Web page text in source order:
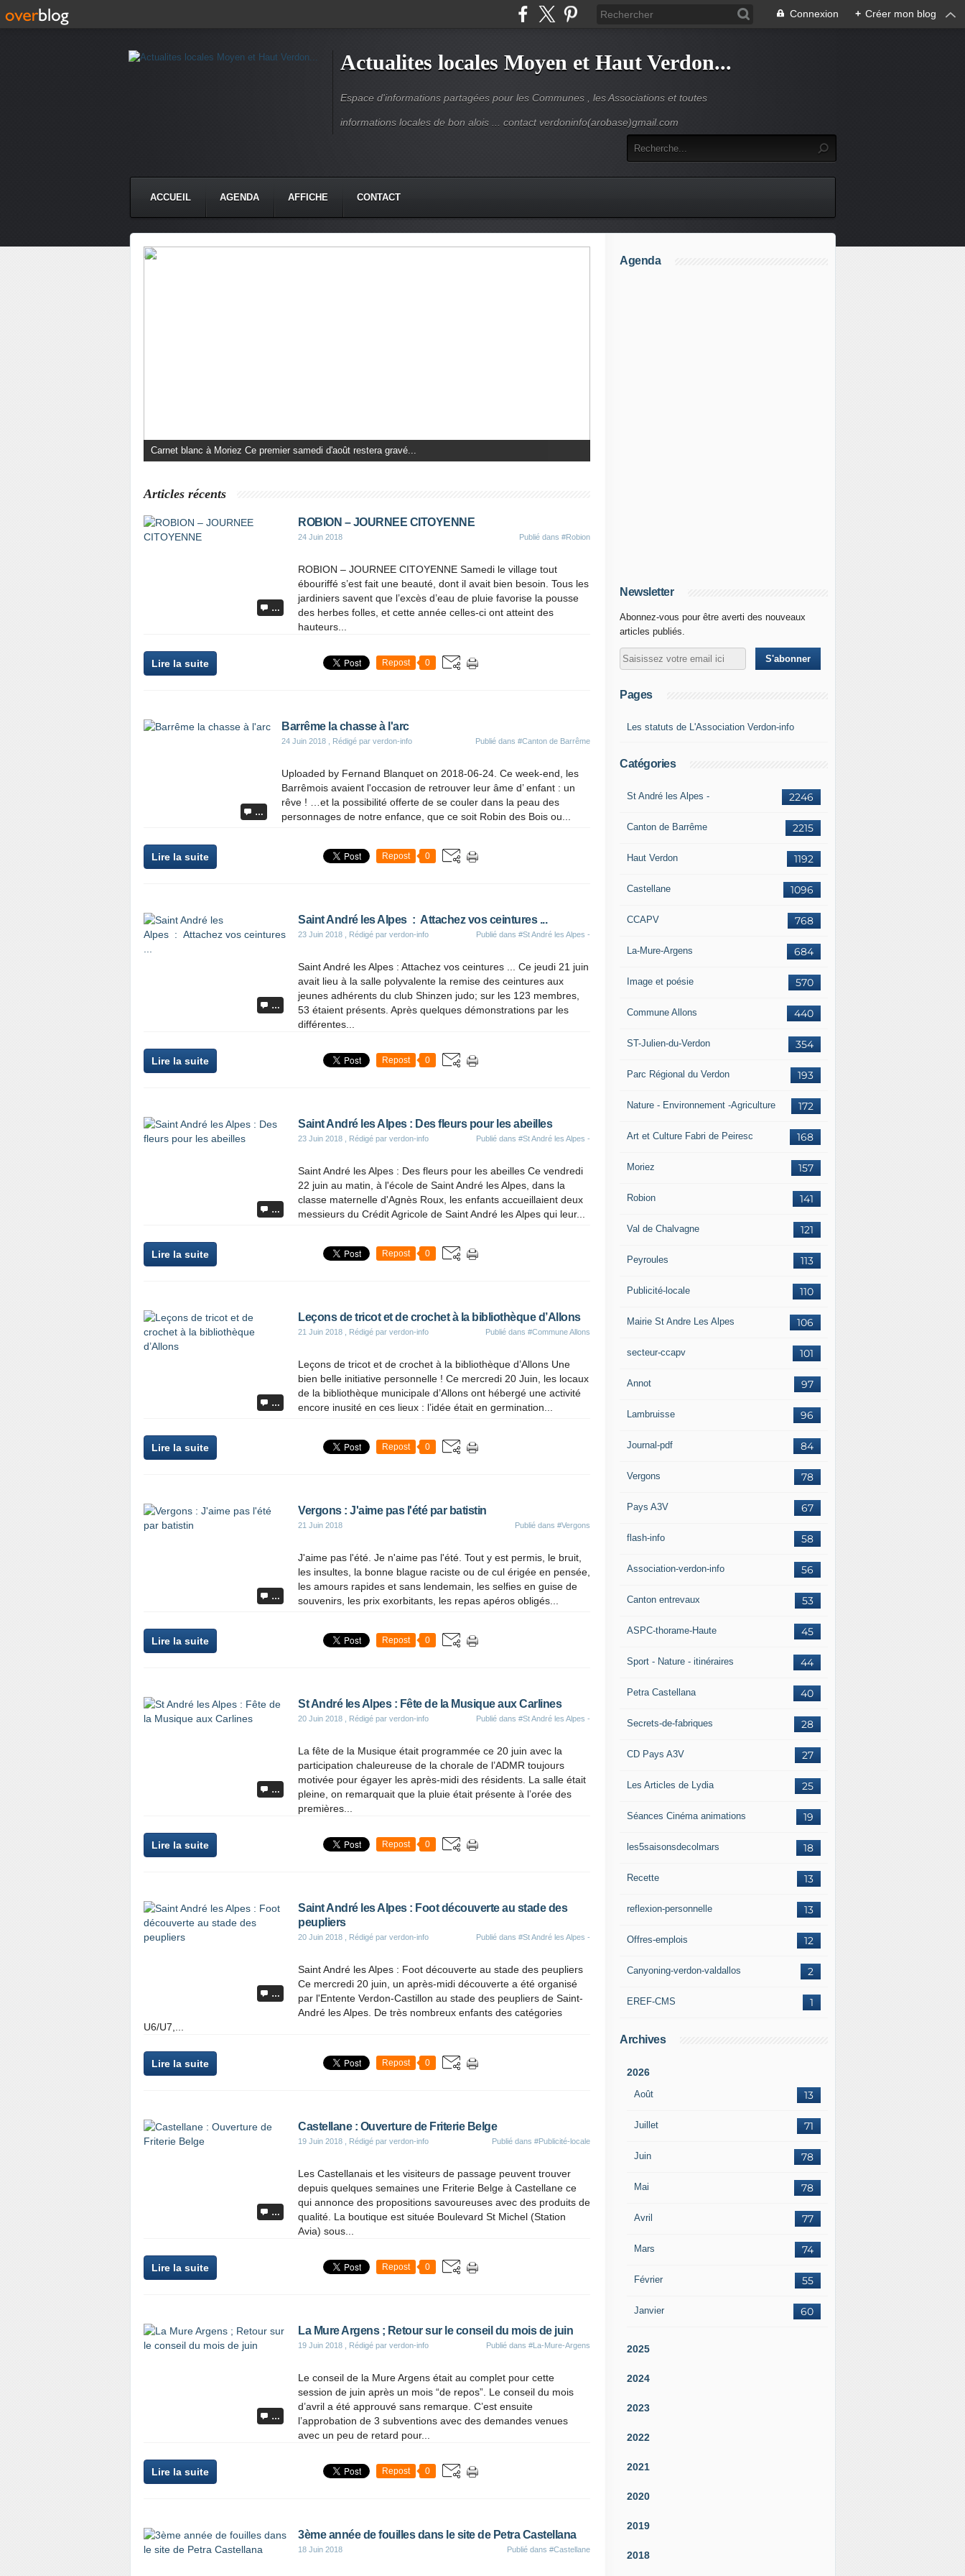
Connexion + Créer mon blog
Actualites locales Moyen et Haut Verdon...
Espace d'informations partagées pour les Communes , les Associations et toutes
informations locales de bon alois ... contact verdoninfo(arobase)gmail.com
ACCUEIL AGENDA AFFICHE CONTACT
illustration Argens : Lingettes féminines : un fléau pour nos...
Articles récents
…
ROBION – JOURNEE CITOYENNE
24 Juin 2018 Publié dans #Robion
ROBION – JOURNEE CITOYENNE Samedi le village tout
ébouriffé s’est fait une beauté, dont il avait bien besoin. Tous les
jardiniers savent que l’excès d’eau de pluie favorise la pousse
des herbes folles, et cette année celles-ci ont atteint des
hauteurs...
Lire la suite Repost 0
…
Barrême la chasse à l'arc
24 Juin 2018 , Rédigé par verdon-info Publié dans #Canton de Barrême
Uploaded by Fernand Blanquet on 2018-06-24. Ce week-end, les
Barrêmois avaient l'occasion de retrouver leur âme d’ enfant : un
rêve ! …et la possibilité offerte de se couler dans la peau des
personnages de notre enfance, que ce soit Robin des Bois ou...
Lire la suite Repost 0
…
Saint André les Alpes : Attachez vos ceintures ...
23 Juin 2018 , Rédigé par verdon-info Publié dans #St André les Alpes -
Saint André les Alpes : Attachez vos ceintures ... Ce jeudi 21 juin
avait lieu à la salle polyvalente la remise des ceintures aux
jeunes adhérents du club Shinzen judo; sur les 123 membres,
53 étaient présents. Après quelques démonstrations par les
différentes...
Lire la suite Repost 0
…
Saint André les Alpes : Des fleurs pour les abeilles
23 Juin 2018 , Rédigé par verdon-info Publié dans #St André les Alpes -
Saint André les Alpes : Des fleurs pour les abeilles Ce vendredi
22 juin au matin, à l'école de Saint André les Alpes, dans la
classe maternelle d'Agnès Roux, les enfants accueillaient deux
messieurs du Crédit Agricole de Saint André les Alpes qui leur...
Lire la suite Repost 0
…
Leçons de tricot et de crochet à la bibliothèque d’Allons
21 Juin 2018 , Rédigé par verdon-info Publié dans #Commune Allons
Leçons de tricot et de crochet à la bibliothèque d’Allons Une
bien belle initiative personnelle ! Ce mercredi 20 Juin, les locaux
de la bibliothèque municipale d’Allons ont hébergé une activité
encore inusité en ces lieux : l’idée était en germination...
Lire la suite Repost 0
…
Vergons : J'aime pas l'été par batistin
21 Juin 2018 Publié dans #Vergons
J'aime pas l'été. Je n'aime pas l'été. Tout y est permis, le bruit,
les insultes, la bonne blague raciste ou de cul érigée en pensée,
les amours rapides et sans lendemain, les selfies en guise de
souvenirs, les prix exorbitants, les repas apéros obligés...
Lire la suite Repost 0
…
St André les Alpes : Fête de la Musique aux Carlines
20 Juin 2018 , Rédigé par verdon-info Publié dans #St André les Alpes -
La fête de la Musique était programmée ce 20 juin avec la
participation chaleureuse de la chorale de l’ADMR toujours
motivée pour égayer les après-midi des résidents. La salle était
pleine, on remarquait que la pluie était présente à l’orée des
premières...
Lire la suite Repost 0
…
Saint André les Alpes : Foot découverte au stade des
peupliers
20 Juin 2018 , Rédigé par verdon-info Publié dans #St André les Alpes -
Saint André les Alpes : Foot découverte au stade des peupliers
Ce mercredi 20 juin, un après-midi découverte a été organisé
par l'Entente Verdon-Castillon au stade des peupliers de Saint-
André les Alpes. De très nombreux enfants des catégories
U6/U7,...
Lire la suite Repost 0
…
Castellane : Ouverture de Friterie Belge
19 Juin 2018 , Rédigé par verdon-info Publié dans #Publicité-locale
Les Castellanais et les visiteurs de passage peuvent trouver
depuis quelques semaines une Friterie Belge à Castellane ce
qui annonce des propositions savoureuses avec des produits de
qualité. La boutique est située Boulevard St Michel (Station
Avia) sous...
Lire la suite Repost 0
…
La Mure Argens ; Retour sur le conseil du mois de juin
19 Juin 2018 , Rédigé par verdon-info Publié dans #La-Mure-Argens
Le conseil de la Mure Argens était au complet pour cette
session de juin après un mois “de repos”. Le conseil du mois
d’avril a été approuvé sans remarque. C’est ensuite
l’approbation de 3 subventions avec des demandes venues
avec un peu de retard pour...
Lire la suite Repost 0
3ème année de fouilles dans le site de Petra Castellana
18 Juin 2018 Publié dans #Castellane
Agenda
Newsletter
Abonnez-vous pour être averti des nouveaux
articles publiés.
Pages
Les statuts de L'Association Verdon-info
Catégories
2246
St André les Alpes -
2215
Canton de Barrême
1192
Haut Verdon
1096
Castellane
768
CCAPV
684
La-Mure-Argens
570
Image et poésie
440
Commune Allons
354
ST-Julien-du-Verdon
193
Parc Régional du Verdon
172
Nature - Environnement -Agriculture
168
Art et Culture Fabri de Peiresc
157
Moriez
141
Robion
121
Val de Chalvagne
113
Peyroules
110
Publicité-locale
106
Mairie St Andre Les Alpes
101
secteur-ccapv
97
Annot
96
Lambruisse
84
Journal-pdf
78
Vergons
67
Pays A3V
58
flash-info
56
Association-verdon-info
53
Canton entrevaux
45
ASPC-thorame-Haute
44
Sport - Nature - itinéraires
40
Petra Castellana
28
Secrets-de-fabriques
27
CD Pays A3V
25
Les Articles de Lydia
19
Séances Cinéma animations
18
les5saisonsdecolmars
13
Recette
13
reflexion-personnelle
12
Offres-emplois
2
Canyoning-verdon-valdallos
1
EREF-CMS
Archives
2026
Août 13
Juillet 71
Juin 78
Mai 78
Avril 77
Mars 74
Février 55
Janvier 60
2025
2024
2023
2022
2021
2020
2019
2018